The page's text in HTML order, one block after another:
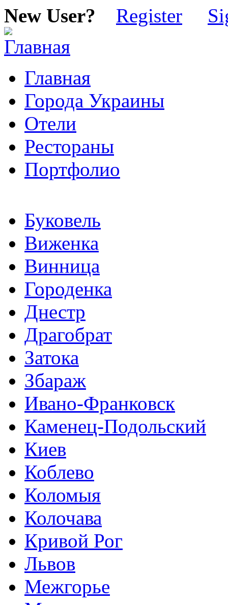
New User? Register
Главная
Города Украины
Отели
Рестораны
Портфолио
Буковель
Виженка
Винница
Городенка
Днестр
Драгобрат
Затока
Збараж
Ивано-Франковск
Каменец-Подольский
Киев
Коблево
Коломыя
Колочава
Кривой Рог
Львов
Межгорье